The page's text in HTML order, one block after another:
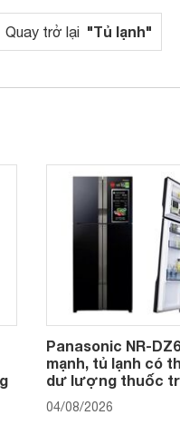
Quay trở lại "Tủ lạnh"
Panasonic NR-
mạnh, tủ lạnh có
dư lượng thuốc
04/08/2026